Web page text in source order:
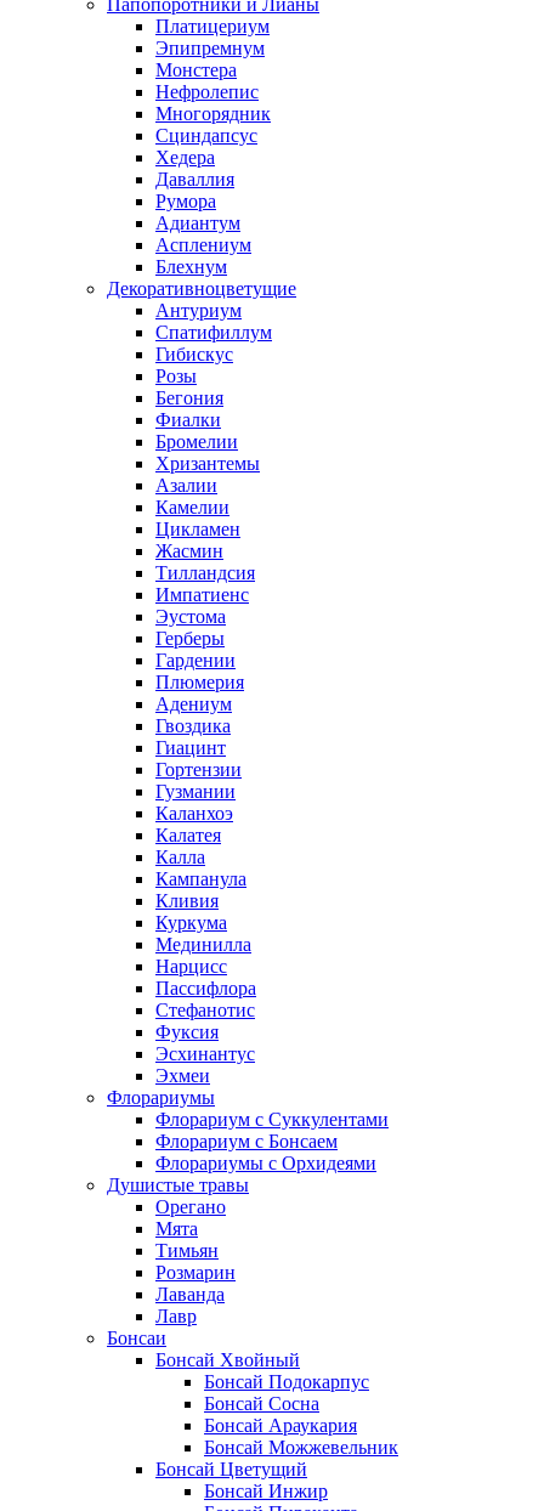
Папопоротники и Лианы
Платицериум
Эпипремнум
Монстера
Нефролепис
Многорядник
Сциндапсус
Хедера
Даваллия
Румора
Адиантум
Асплениум
Блехнум
Декоративноцветущие
Антуриум
Спатифиллум
Гибискус
Розы
Бегония
Фиалки
Бромелии
Хризантемы
Азалии
Камелии
Цикламен
Жасмин
Тилландсия
Импатиенс
Эустома
Герберы
Гардении
Плюмерия
Адениум
Гвоздика
Гиацинт
Гортензии
Гузмании
Каланхоэ
Калатея
Калла
Кампанула
Кливия
Куркума
Мединилла
Нарцисс
Пассифлора
Стефанотис
Фуксия
Эсхинантус
Эхмеи
Флорариумы
Флорариум с Суккулентами
Флорариум с Бонсаем
Флорариумы с Орхидеями
Душистые травы
Орегано
Мята
Тимьян
Розмарин
Лаванда
Лавр
Бонсаи
Бонсай Хвойный
Бонсай Подокарпус
Бонсай Сосна
Бонсай Араукария
Бонсай Можжевельник
Бонсай Цветущий
Бонсай Инжир